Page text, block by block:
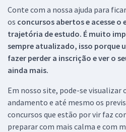
Conte com a nossa ajuda para
os concursos abertos e acesse o
trajetória de estudo. É muito
sempre atualizado, isso porque
fazer perder a inscrição e ver o
ainda mais.
Em nosso site, pode-se visualizar
andamento e até mesmo os
concursos que estão por vir faz
preparar com mais calma e com